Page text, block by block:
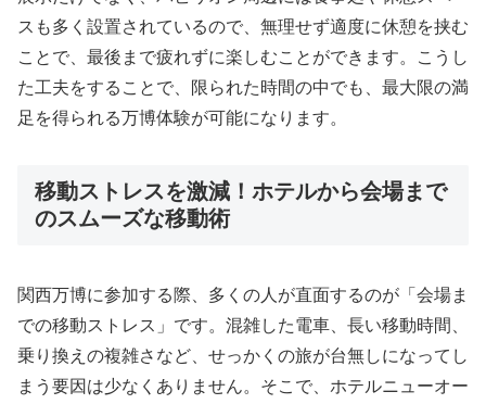
スも多く設置されているので、無理せず適度に休憩を挟む
ことで、最後まで疲れずに楽しむことができます。こうし
た工夫をすることで、限られた時間の中でも、最大限の満
足を得られる万博体験が可能になります。
移動ストレスを激減！ホテルから会場まで
のスムーズな移動術
関西万博に参加する際、多くの人が直面するのが「会場ま
での移動ストレス」です。混雑した電車、長い移動時間、
乗り換えの複雑さなど、せっかくの旅が台無しになってし
まう要因は少なくありません。そこで、ホテルニューオー